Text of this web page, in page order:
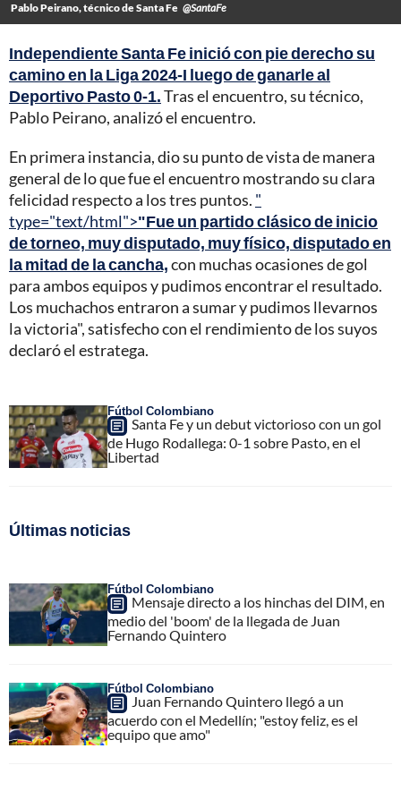
Pablo Peirano, técnico de Santa Fe @SantaFe
Independiente Santa Fe inició con pie derecho su
camino en la Liga 2024-I luego de ganarle al
Deportivo Pasto 0-1.Tras el encuentro, su técnico,
Pablo Peirano, analizó el encuentro.
En primera instancia, dio su punto de vista de manera
general de lo que fue el encuentro mostrando su clara
felicidad respecto a los tres puntos. "
type="text/html">"Fue un partido clásico de inicio
de torneo, muy disputado, muy físico, disputado en
la mitad de la cancha,con muchas ocasiones de gol
para ambos equipos y pudimos encontrar el resultado.
Los muchachos entraron a sumar y pudimos llevarnos
la victoria", satisfecho con el rendimiento de los suyos
declaró el estratega.
Fútbol Colombiano
Santa Fe y un debut victorioso con un gol
de Hugo Rodallega: 0-1 sobre Pasto, en el
Libertad
Últimas noticias
Fútbol Colombiano
Mensaje directo a los hinchas del DIM, en
medio del 'boom' de la llegada de Juan
Fernando Quintero
Fútbol Colombiano
Juan Fernando Quintero llegó a un
acuerdo con el Medellín; "estoy feliz, es el
equipo que amo"